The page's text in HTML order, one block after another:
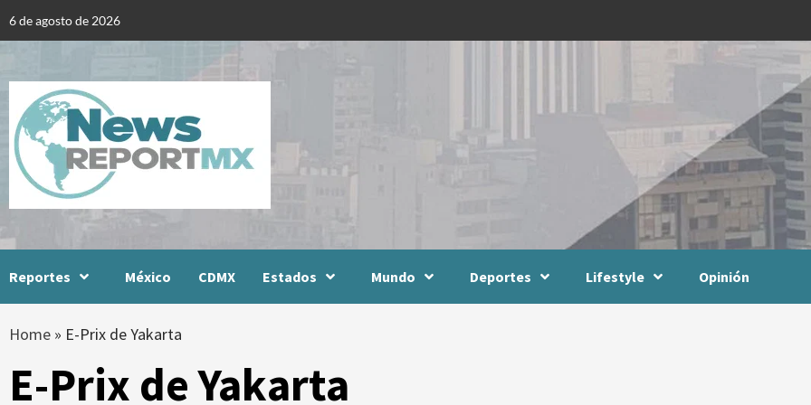
6 de agosto de 2026
Reportes México CDMX Estados Mundo Deportes Lifestyle Opinión
Home » E-Prix de Yakarta
E-Prix de Yakarta